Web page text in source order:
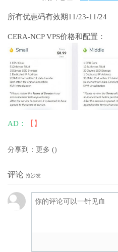
所有优惠码有效期11/23-11/24
CERA-NCP VPS价格和配置：
AD： 【】
分享到： 更多 ()
评论 抢沙发